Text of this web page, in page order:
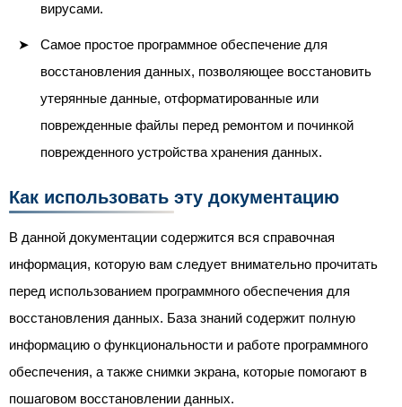
вирусами.
Самое простое программное обеспечение для
восстановления данных, позволяющее восстановить
утерянные данные, отформатированные или
поврежденные файлы перед ремонтом и починкой
поврежденного устройства хранения данных.
Как использовать эту документацию
В данной документации содержится вся справочная
информация, которую вам следует внимательно прочитать
перед использованием программного обеспечения для
восстановления данных. База знаний содержит полную
информацию о функциональности и работе программного
обеспечения, а также снимки экрана, которые помогают в
пошаговом восстановлении данных.